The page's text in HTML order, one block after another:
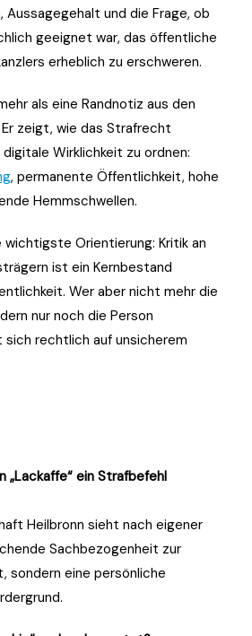
und die Frage, ob
geeignet war, das öffentliche
erheblich zu erschweren.
als eine Randnotiz aus den
zeigt, wie das Strafrecht
Wirklichkeit zu ordnen:
, permanente Öffentlichkeit, hohe
Hemmschwellen.
wichtigste Orientierung: Kritik an
ist ein Kernbestand
Wer aber nicht mehr die
nur noch die Person
rechtlich auf unsicherem
„Lackaffe“ ein Strafbefehl
Heilbronn sieht nach eigener
Sachbezogenheit zur
sondern eine persönliche